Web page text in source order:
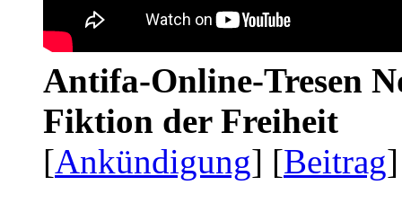
Antifa-Online-Tresen
Fiktion der Freiheit
[Ankündigung] [Beitrag